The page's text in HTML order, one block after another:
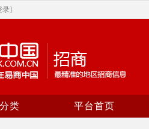
录]
类 平台首页